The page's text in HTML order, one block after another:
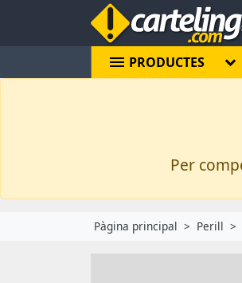
menu PRODUCTES
Per
Pàgina principal Perill